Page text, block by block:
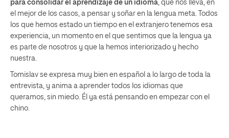
para consolidar el aprendizaje de un idioma , que nos lleva, en
el mejor de los casos, a pensar y soñar en la lengua meta. Todos
los que hemos estado un tiempo en el extranjero tenemos esa
experiencia, un momento en el que sentimos que la lengua ya
es parte de nosotros y que la hemos interiorizado y hecho
nuestra.
Tomislav se expresa muy bien en español a lo largo de toda la
entrevista, y anima a aprender todos los idiomas que
queramos, sin miedo. Él ya está pensando en empezar con el
chino.